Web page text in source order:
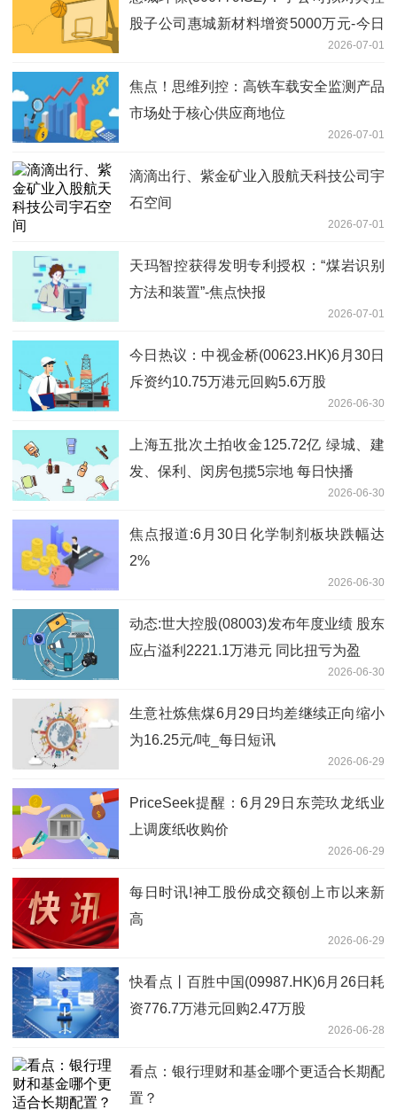
股子公司惠城新材料增资5000万元-今日
2026-07-01
焦点！思维列控：高铁车载安全监测产品
市场处于核心供应商地位
2026-07-01
滴滴出行、紫金矿业入股航天科技公司宇
石空间
2026-07-01
天玛智控获得发明专利授权：“煤岩识别
方法和装置”-焦点快报
2026-07-01
今日热议：中视金桥(00623.HK)6月30日
斥资约10.75万港元回购5.6万股
2026-06-30
上海五批次土拍收金125.72亿 绿城、建
发、保利、闵房包揽5宗地 每日快播
2026-06-30
焦点报道:6月30日化学制剂板块跌幅达
2%
2026-06-30
动态:世大控股(08003)发布年度业绩 股东
应占溢利2221.1万港元 同比扭亏为盈
2026-06-30
生意社炼焦煤6月29日均差继续正向缩小
为16.25元/吨_每日短讯
2026-06-29
PriceSeek提醒：6月29日东莞玖龙纸业
上调废纸收购价
2026-06-29
每日时讯!神工股份成交额创上市以来新
高
2026-06-29
快看点丨百胜中国(09987.HK)6月26日耗
资776.7万港元回购2.47万股
2026-06-28
看点：银行理财和基金哪个更适合长期配
置？